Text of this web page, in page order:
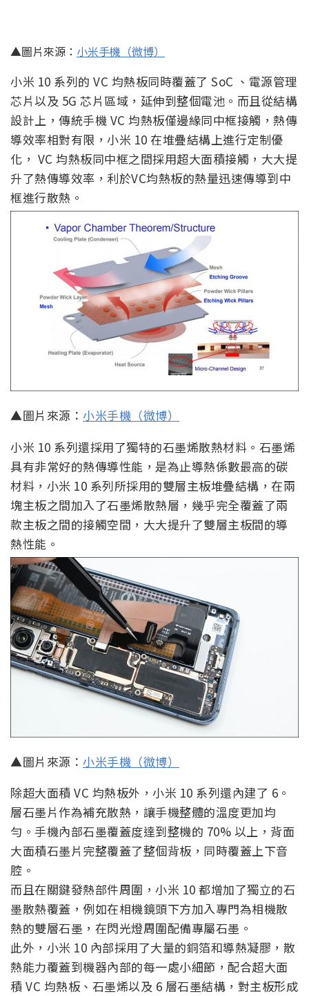
▲圖片來源： 小米手機（微博）
小米 10 系列的 VC 均熱板同時覆蓋了 SoC 、電源管理
芯片以及 5G 芯片區域，延伸到整個電池。而且從結構
設計上，傳統手機 VC 均熱板僅邊緣同中框接觸，熱傳
導效率相對有限，小米 10 在堆疊結構上進行定制優
化， VC 均熱板同中框之間採用超大面積接觸，大大提
升了熱傳導效率，利於VC均熱板的熱量迅速傳導到中
框進行散熱。
▲圖片來源： 小米手機（微博）
小米 10 系列還採用了獨特的石墨烯散熱材料。石墨烯
具有非常好的熱傳導性能，是為止導熱係數最高的碳
材料，小米 10 系列所採用的雙層主板堆疊結構，在兩
塊主板之間加入了石墨烯散熱層，幾乎完全覆蓋了兩
款主板之間的接觸空間，大大提升了雙層主板間的導
熱性能。
▲圖片來源： 小米手機（微博）
除超大面積 VC 均熱板外，小米 10 系列還內建了 6。
層石墨片作為補充散熱，讓手機整體的溫度更加均
勻。手機內部石墨覆蓋度達到整機的 70% 以上，背面
大面積石墨片完整覆蓋了整個背板，同時覆蓋上下音
腔。
而且在關鍵發熱部件周圍，小米 10 都增加了獨立的石
墨散熱覆蓋，例如在相機鏡頭下方加入專門為相機散
熱的雙層石墨，在閃光燈周圍配備專屬石墨。
此外，小米 10 內部採用了大量的銅箔和導熱凝膠，散
熱能力覆蓋到機器內部的每一處小細節，配合超大面
積 VC 均熱板、石墨烯以及 6 層石墨結構，對主板形成